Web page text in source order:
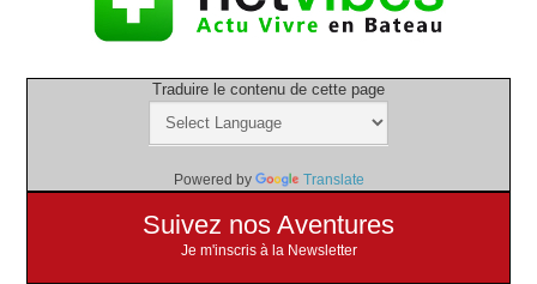
Traduire le contenu de cette page
Powered by Translate
Suivez nos Aventures
Je m'inscris à la Newsletter